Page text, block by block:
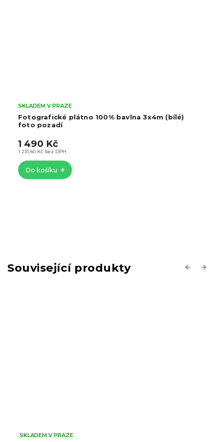
Fotografické plátno 100% bavlna 3x4m (bílé)
foto pozadí
SKLADEM V PRAZE
1 231,40 Kč bez DPH
1 490 Kč
Do košíku
Související produkty Previous
SKLADEM V PRAZE
Next